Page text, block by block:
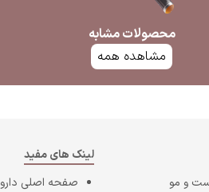
محصولات مشابه
مشاهده همه
و مو
لینک های مفید
صفحه اصلی